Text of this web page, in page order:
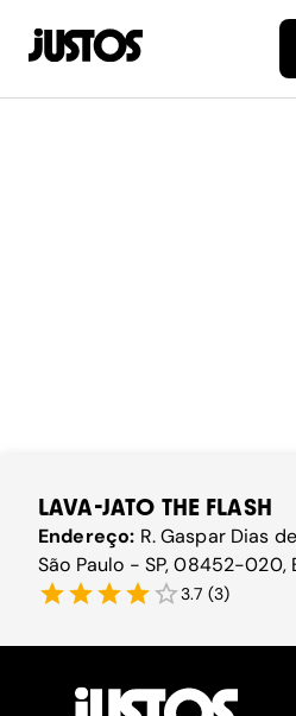
LAVA-JATO THE FLASH
Endereço: R. Gaspar Dias
São Paulo - SP, 08452-020,
3.7 (3)